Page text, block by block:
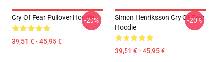
Cry Of Fear Pullover Hoodie
39,51 € - 45,95 €
-20%
Simon Henriksson Cry Of Fear
Hoodie
39,51 € - 45,95 €
-20%